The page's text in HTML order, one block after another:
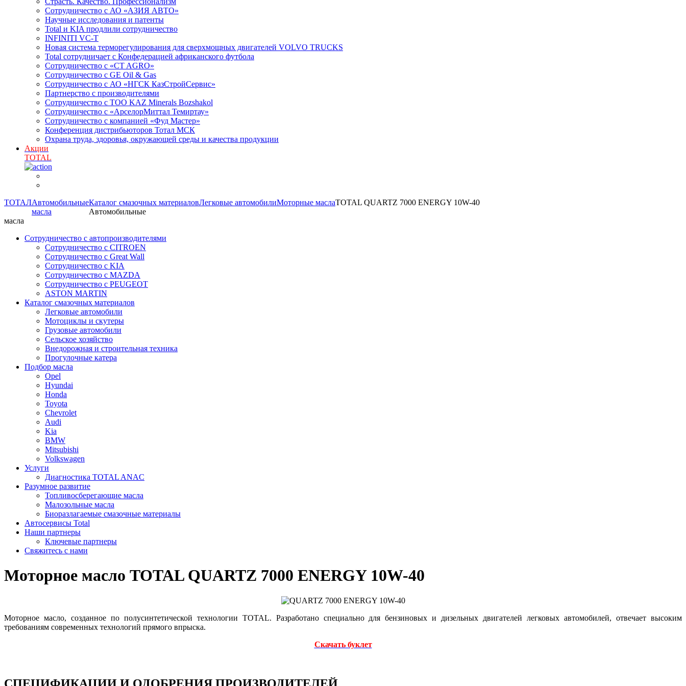
Сотрудничество с АО «АЗИЯ АВТО»
Научные исследования и патенты
Total и KIA продлили сотрудничество
INFINITI VC-T
Новая система терморегулирования для сверхмощных двигателей VOLVO TRUCKS
Total сотрудничает с Конфедерацией африканского футбола
Сотрудничество с «CT AGRO»
Сотрудничество c GE Oil & Gas
Сотрудничество с АО «НГСК КазСтройСервис»
Партнерство с производителями
Сотрудничество с ТОО KAZ Minerals Bozshakol
Сотрудничество с «АрселорМиттал Темиртау»
Сотрудничество с компанией «Фуд Мастер»
Конференция дистрибьюторов Тотал МСК
Охрана труда, здоровья, окружающей среды и качества продукции
Акции
TOTAL
ТОТАЛАвтомобильные
масла
Каталог смазочных материаловЛегковые автомобилиМоторные маслаTOTAL QUARTZ 7000 ENERGY 10W-40
Автомобильные
масла
Сотрудничество с автопроизводителями
Сотрудничество с CITROEN
Сотрудничество с Great Wall
Сотрудничество с KIA
Сотрудничество с MAZDA
Сотрудничество с PEUGEOT
ASTON MARTIN
Каталог смазочных материалов
Легковые автомобили
Мотоциклы и скутеры
Грузовые автомобили
Сельское хозяйство
Внедорожная и строительная техника
Прогулочные катера
Подбор масла
Opel
Hyundai
Honda
Toyota
Chevrolet
Audi
Kia
BMW
Mitsubishi
Volkswagen
Услуги
Диагностика TOTAL ANAC
Разумное развитие
Топливосберегающие масла
Малозольные масла
Биоразлагаемые смазочные материалы
Автосервисы Total
Наши партнеры
Ключевые партнеры
Свяжитесь с нами
Моторное масло TOTAL QUARTZ 7000 ENERGY 10W-40
Моторное масло, созданное по полусинтетической технологии TOTAL. Разработано специально для бензиновых и дизельных двигателей легковых автомобилей, отвечает высоким
требованиям современных технологий прямого впрыска.
Скачать буклет
СПЕЦИФИКАЦИИ И ОДОБРЕНИЯ ПРОИЗВОДИТЕЛЕЙ